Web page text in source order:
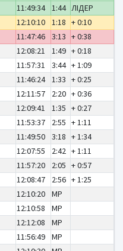
11:49:34 1:44 ЛІДЕР
12:10:10 1:18 + 0:10
11:47:46 3:13 + 0:38
12:08:21 1:49 + 0:18
11:57:31 3:44 + 1:09
11:46:24 1:33 + 0:25
12:11:57 2:20 + 0:36
12:09:41 1:35 + 0:27
11:53:37 2:55 + 1:11
11:49:50 3:18 + 1:34
12:07:55 2:42 + 1:11
11:57:20 2:05 + 0:57
12:08:47 2:56 + 1:25
12:10:20
MP
12:10:58
MP
12:12:08
MP
11:56:49
MP